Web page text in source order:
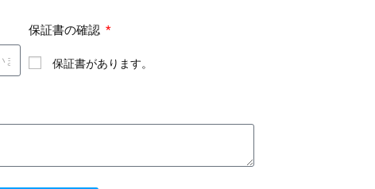
保証書の確認
保証書があります。